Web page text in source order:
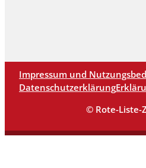
Impressum und
Datenschutzerklärung
© Rote-Liste-